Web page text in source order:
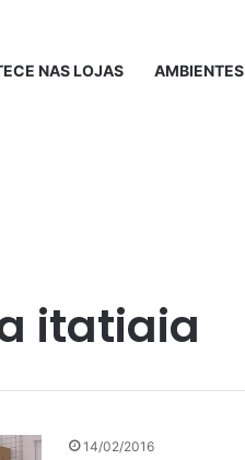
NAS LOJAS AMBIENTES
itatiaia
14/02/2016